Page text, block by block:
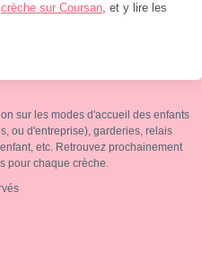
crèche sur Coursan, et y lire les
sur les modes d'accueil des enfants
ou d'entreprise), garderies, relais
etc. Retrouvez prochainement
pour chaque crèche.